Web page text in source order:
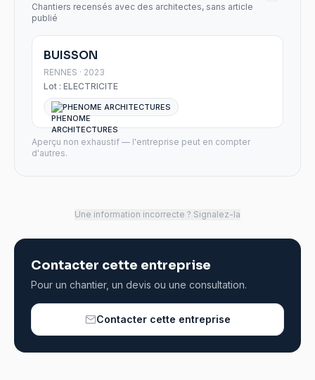
Chantiers recensés avec des architectes, sans article
publié
BUISSON
RENNES · 2023
Lot : ELECTRICITE
PHENOME ARCHITECTURES
Aperçu non exhaustif — l'entreprise peut en compter
d'autres.
Une information incorrecte ? Signalez-la
Contacter cette entreprise
Pour un chantier, un devis ou une consultation.
Contacter cette entreprise